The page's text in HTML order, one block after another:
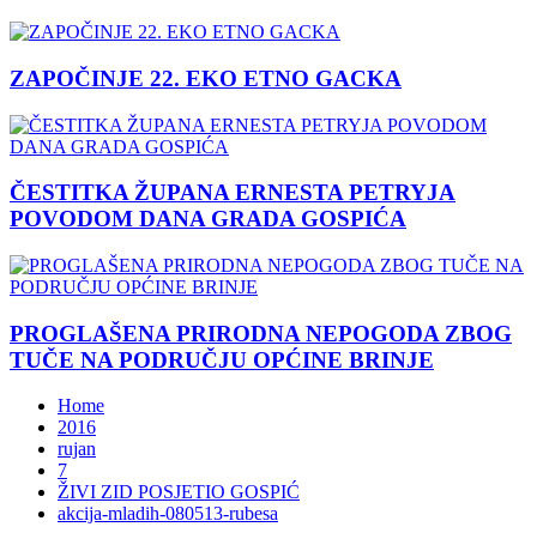
ZAPOČINJE 22. EKO ETNO GACKA
ČESTITKA ŽUPANA ERNESTA PETRYJA
POVODOM DANA GRADA GOSPIĆA
PROGLAŠENA PRIRODNA NEPOGODA ZBOG
TUČE NA PODRUČJU OPĆINE BRINJE
Home
2016
rujan
7
ŽIVI ZID POSJETIO GOSPIĆ
akcija-mladih-080513-rubesa